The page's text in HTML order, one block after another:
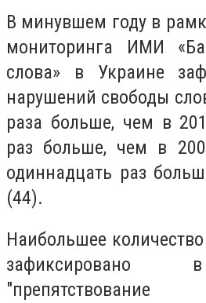
В минувшем году в
мониторинга ИМИ
слова» в Украине
нарушений свободы
раза больше, чем в
раз больше, чем в
одиннадцать раз
(44).
Наибольшее
зафиксировано